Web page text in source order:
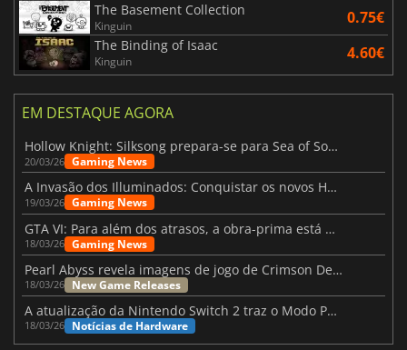
The Basement Collection
Kinguin 0.75€
The Binding of Isaac
Kinguin 4.60€
EM DESTAQUE AGORA
Hollow Knight: Silksong prepara-se para Sea of Sorrow com um patch
20/03/26 Gaming News
A Invasão dos Illuminados: Conquistar os novos Helldivers 2 Atualização!
19/03/26 Gaming News
GTA VI: Para além dos atrasos, a obra-prima está quase a chegar
18/03/26 Gaming News
Pearl Abyss revela imagens de jogo de Crimson Desert para a PS5
18/03/26 New Game Releases
A atualização da Nintendo Switch 2 traz o Modo Portátil aos jogos mais antigos da Switch
18/03/26 Notícias de Hardware